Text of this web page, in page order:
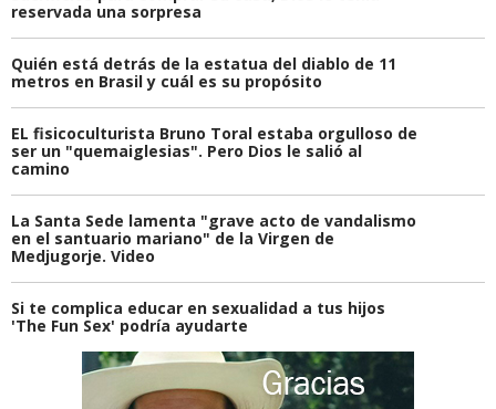
reservada una sorpresa
Quién está detrás de la estatua del diablo de 11
metros en Brasil y cuál es su propósito
EL fisicoculturista Bruno Toral estaba orgulloso de
ser un "quemaiglesias". Pero Dios le salió al
camino
La Santa Sede lamenta "grave acto de vandalismo
en el santuario mariano" de la Virgen de
Medjugorje. Video
Si te complica educar en sexualidad a tus hijos
'The Fun Sex' podría ayudarte